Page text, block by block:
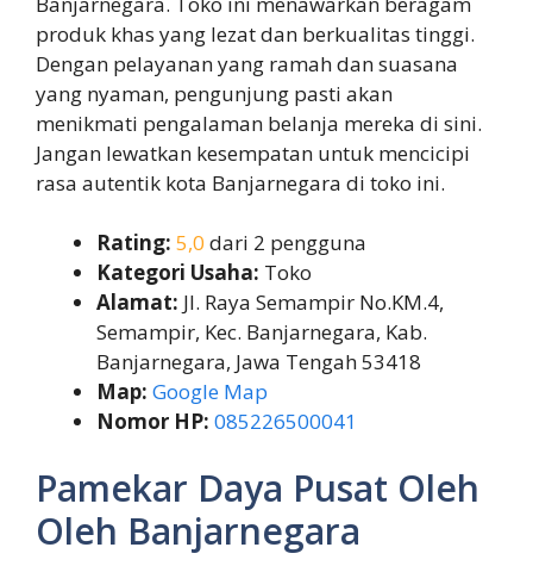
produk khas yang lezat dan berkualitas tinggi.
Dengan pelayanan yang ramah dan suasana
yang nyaman, pengunjung pasti akan
menikmati pengalaman belanja mereka di sini.
Jangan lewatkan kesempatan untuk mencicipi
rasa autentik kota Banjarnegara di toko ini.
Rating: 5,0 dari 2 pengguna
Kategori Usaha: Toko
Alamat: Jl. Raya Semampir No.KM.4,
Semampir, Kec. Banjarnegara, Kab.
Banjarnegara, Jawa Tengah 53418
Map: Google Map
Nomor HP: 085226500041
Pamekar Daya Pusat Oleh
Oleh Banjarnegara